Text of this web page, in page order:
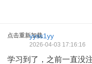
点击重新加载yyss1yy
2026-04-03 17:16:16
学习到了，之前一直没